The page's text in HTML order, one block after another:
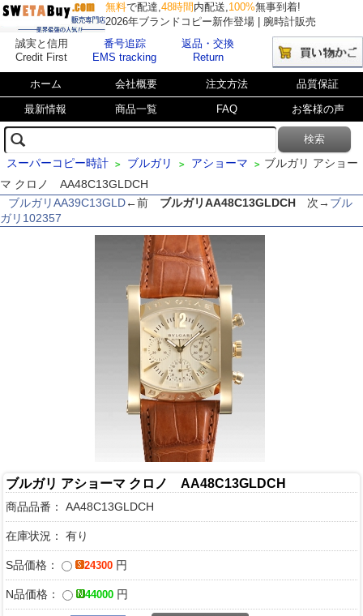
無料で配達,48時間 内配送,100%無事到着!
2026年ブランドコピー新作登場 | 腕時計販売
誠実と信用
Credit First
番号追踪
EMS tracking
返品・交換
Return
ホーム 会社概要 注文方法 品質保証
最新情報 商品一覧 FAQ お客様の声
スーパーコピー時計 > ブルガリ > アショーマ > ブルガリ アショー
マ クロノ AA48C13GLDCH
ブルガリAA39C13GLD←前 ブルガリAA48C13GLDCH 次→ ブル
ガリ102357
ブルガリ アショーマ クロノ AA48C13GLDCH
商品品番： AA48C13GLDCH
在庫状況： 有り
S品価格： 24300 円
N品価格： 44000 円